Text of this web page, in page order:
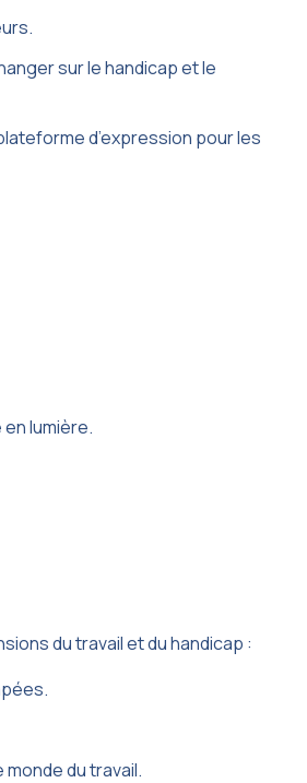
sur le handicap et le
d’expression pour les
lumière.
du travail et du handicap :
du travail.